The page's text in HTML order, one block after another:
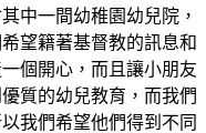
中一間幼稚園幼兒院，
望籍著基督教的訊息和
個開心，而且讓小朋友
質的幼兒教育，而我們
我們希望他們得到不同